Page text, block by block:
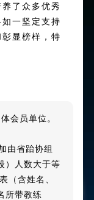
了众多优秀
一坚定支持
显榜样，特
会员单位。
由省跆协组
人数大于等
（含姓名、
所带教练